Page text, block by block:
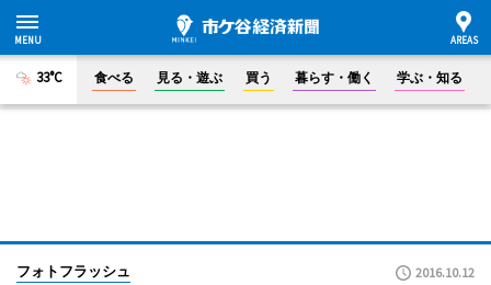
33°C 食べる 見る・遊ぶ 買う 暮らす・働く 学ぶ・知る
フォトフラッシュ 2016.10.12